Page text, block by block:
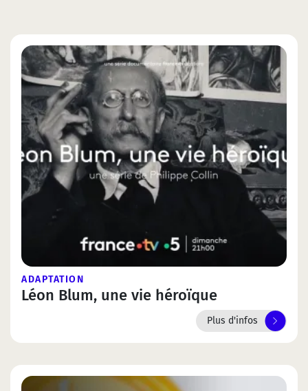
ADAPTATION
Léon Blum, une vie héroïque
Plus d'infos